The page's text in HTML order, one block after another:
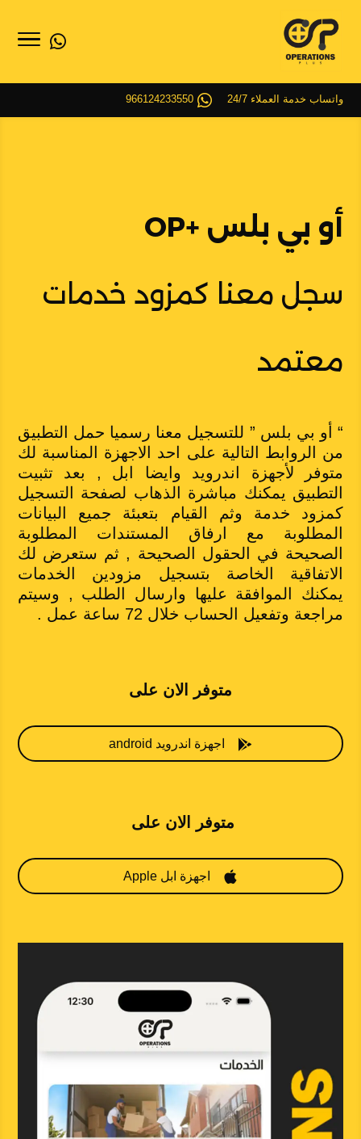
واتساب خدمة العملاء 24/7 966124233550
أو بي بلس +OP
سجل معنا كمزود خدمات
معتمد
“ أو بي بلس ” للتسجيل معنا رسميا حمل التطبيق
من الروابط التالية على احد الاجهزة المناسبة لك
متوفر لأجهزة اندرويد وايضا ابل , بعد تثبيت
التطبيق يمكنك مباشرة الذهاب لصفحة التسجيل
كمزود خدمة وثم القيام بتعبئة جميع البيانات
المطلوبة مع ارفاق المستندات المطلوبة
الصحيحة في الحقول الصحيحة , ثم ستعرض لك
الاتفاقية الخاصة بتسجيل مزودين الخدمات
يمكنك الموافقة عليها وارسال الطلب , وسيتم
مراجعة وتفعيل الحساب خلال 72 ساعة عمل .
متوفر الان على
 اجهزة اندرويد android
متوفر الان على
 اجهزة ابل Apple